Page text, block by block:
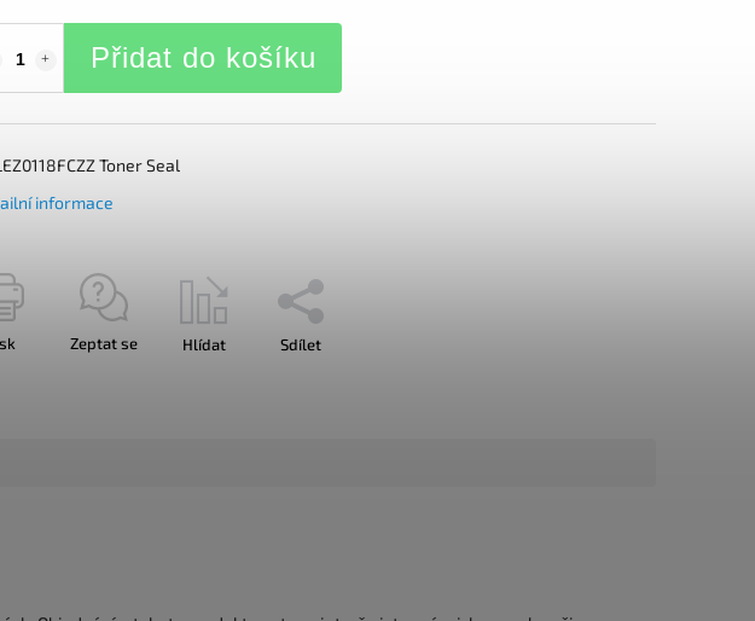
Přidat do košíku
Toner Seal
informace
Zeptat se Hlídat Sdílet